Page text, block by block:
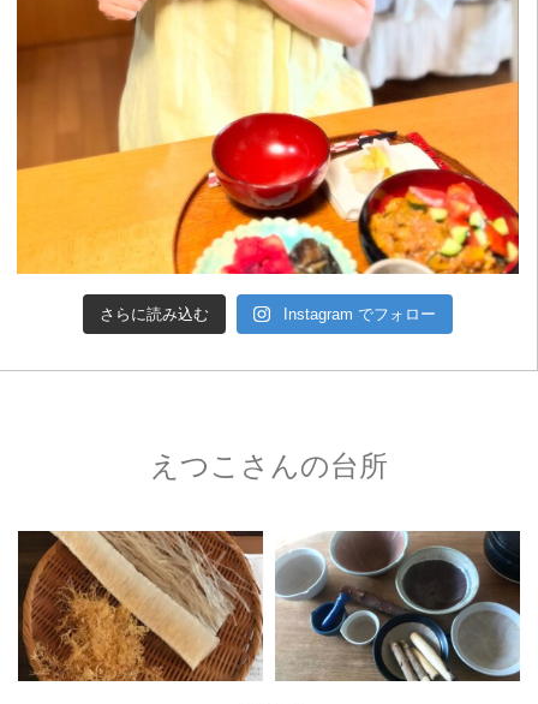
さらに読み込む Instagram でフォロー
えつこさんの台所